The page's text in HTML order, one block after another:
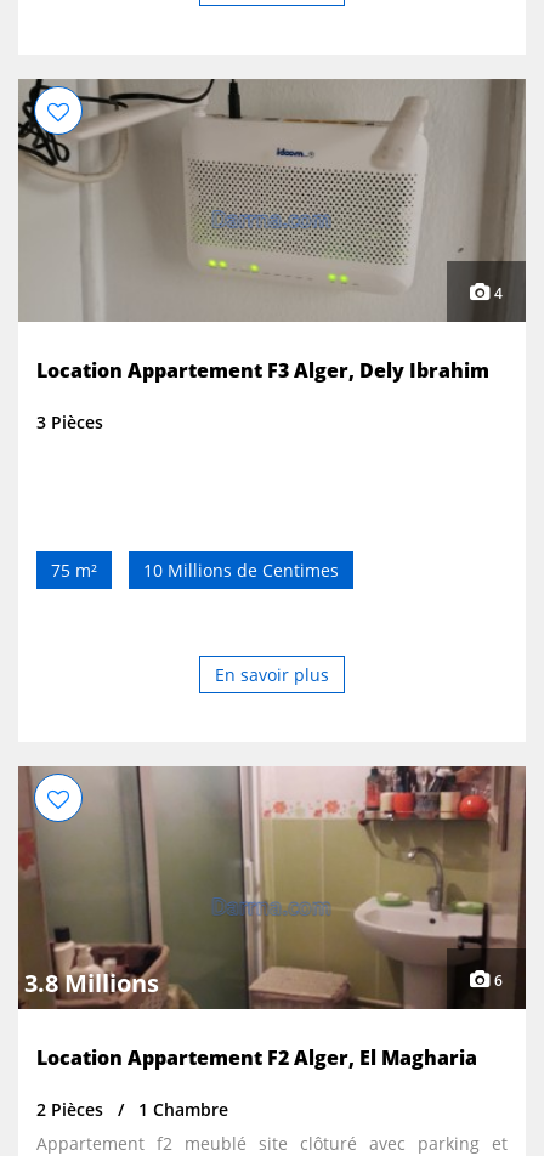
4
Location Appartement F3 Alger, Dely Ibrahim
3 Pièces
75 m² 10 Millions de Centimes
En savoir plus
3.8 Millions 6
Location Appartement F2 Alger, El Magharia
2 Pièces
1 Chambre
Appartement f2 meublé site clôturé avec parking et